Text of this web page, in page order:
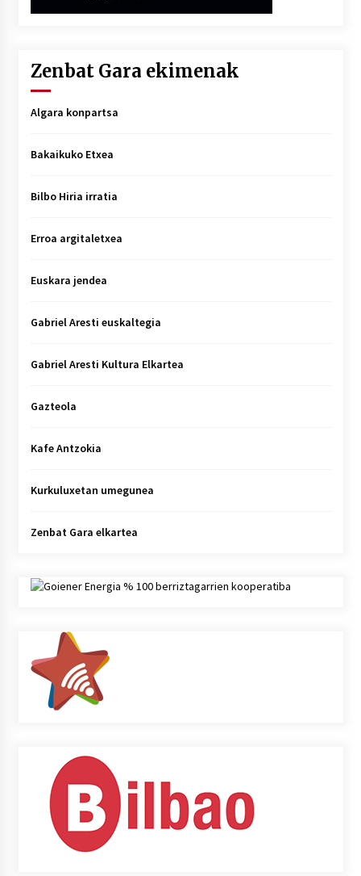
Zenbat Gara ekimenak
Algara konpartsa
Bakaikuko Etxea
Bilbo Hiria irratia
Erroa argitaletxea
Euskara jendea
Gabriel Aresti euskaltegia
Gabriel Aresti Kultura Elkartea
Gazteola
Kafe Antzokia
Kurkuluxetan umegunea
Zenbat Gara elkartea